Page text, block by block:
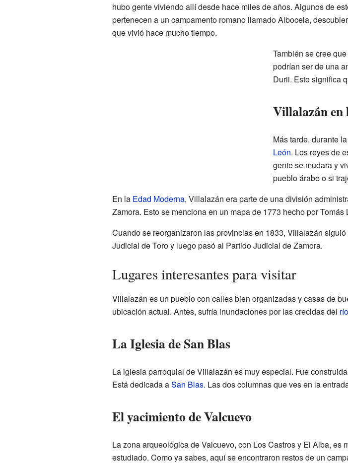
hubo gente viviendo allí desde hace miles de años. Algunos de
pertenecen a un campamento romano llamado Albocela,
que vivió hace mucho tiempo.
También se cree
podrían ser de una
Durii. Esto significa
Villalazán
Más tarde, durante la
León. Los reyes de
gente se mudara y
pueblo árabe o si
En la Edad Moderna, Villalazán era parte de una división
Zamora. Esto se menciona en un mapa de 1773 hecho por Tomás
Cuando se reorganizaron las provincias en 1833, Villalazán
Judicial de Toro y luego pasó al Partido Judicial de Zamora.
Lugares interesantes para visitar
Villalazán es un pueblo con calles bien organizadas y casas de
ubicación actual. Antes, sufría inundaciones por las crecidas del
La Iglesia de San Blas
La iglesia parroquial de Villalazán es muy especial. Fue
Está dedicada aSan Blas. Las dos columnas que ves en la
El yacimiento de Valcuevo
La zona arqueológica de Valcuevo, con Los Castros y El Alba, es
estudiado. Como ya sabes, aquí se encontraron restos de un